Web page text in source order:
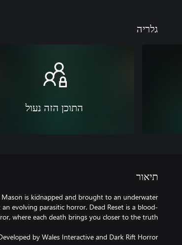
גלריה
התוכן הזה נעול
תיאור
is kidnapped and brought to an underwater
evolving parasitic horror. Dead Reset is a blood-